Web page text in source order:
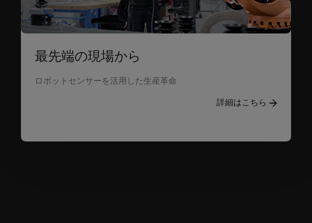
最先端の現場から
ロボットセンサーを活用した生産革命
詳細はこちら